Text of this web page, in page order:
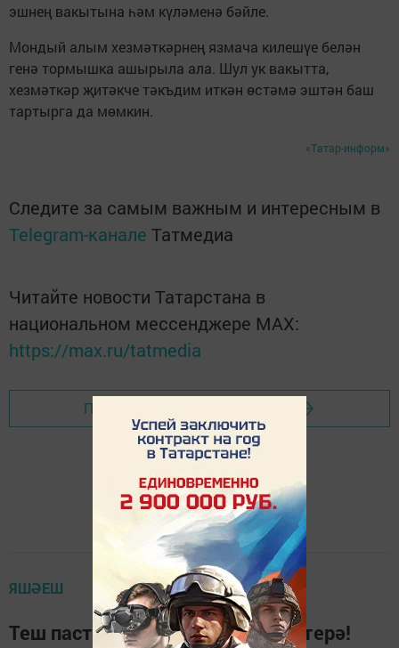
эшнең вакытына һәм күләменә бәйле.
Мондый алым хезмәткәрнең язмача килешүе белән
генә тормышка ашырыла ала. Шул ук вакытта,
хезмәткәр җитәкче тәкъдим иткән өстәмә эштән баш
тартырга да мөмкин.
«Татар-информ»
Следите за самым важным и интересным в
Telegram-канале Татмедиа
Читайте новости Татарстана в
национальном мессенджере MАХ:
https://max.ru/tatmedia
Перейти на страницу новости
ЯШӘЕШ
Теш пастасы... корткычларны үтерә!